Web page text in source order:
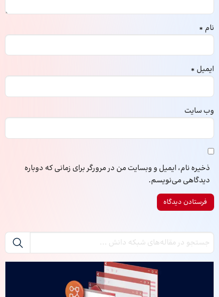
نام *
ایمیل *
وب‌ سایت
ذخیره نام، ایمیل و وبسایت من در مرورگر برای زمانی که دوباره
دیدگاهی می‌نویسم.